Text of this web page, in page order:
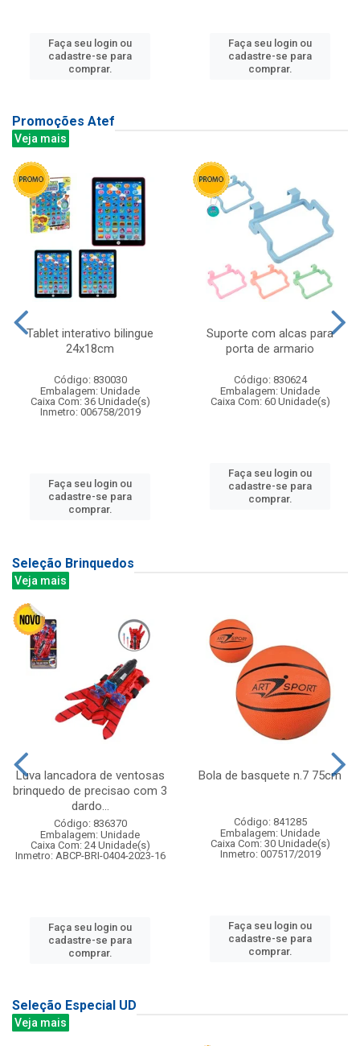
Faça seu login ou
cadastre-se para
comprar.
Faça seu login ou
cadastre-se para
comprar.
Promoções Atef
Veja mais
Tablet interativo bilingue
24x18cm
Código: 830030
Embalagem: Unidade
Caixa Com: 36 Unidade(s)
Inmetro: 006758/2019
Faça seu login ou
cadastre-se para
comprar.
Suporte com alcas para
porta de armario
Código: 830624
Embalagem: Unidade
Caixa Com: 60 Unidade(s)
Faça seu login ou
cadastre-se para
comprar.
Seleção Brinquedos
Veja mais
Luva lancadora de ventosas
brinquedo de precisao com 3
dardo...
Código: 836370
Embalagem: Unidade
Caixa Com: 24 Unidade(s)
Inmetro: ABCP-BRI-0404-2023-16
Faça seu login ou
cadastre-se para
comprar.
Bola de basquete n.7 75cm
Código: 841285
Embalagem: Unidade
Caixa Com: 30 Unidade(s)
Inmetro: 007517/2019
Faça seu login ou
cadastre-se para
comprar.
Seleção Especial UD
Veja mais